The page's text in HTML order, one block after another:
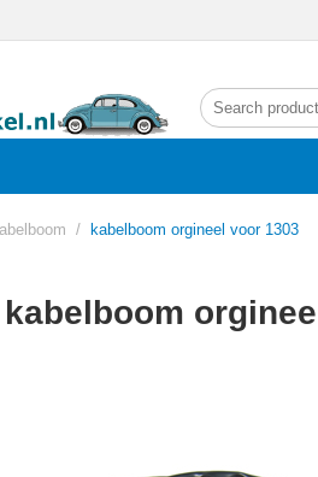
/ kabelboom orgineel voor 1303
kabelboom